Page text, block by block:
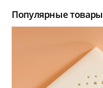
Популярные товары